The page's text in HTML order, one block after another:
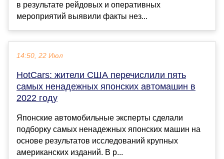
в результате рейдовых и оперативных
мероприятий выявили факты нез...
14:50, 22 Июл
HotCars: жители США перечислили пять
самых ненадежных японских автомашин в
2022 году
Японские автомобильные эксперты сделали
подборку самых ненадежных японских машин на
основе результатов исследований крупных
американских изданий. В р...